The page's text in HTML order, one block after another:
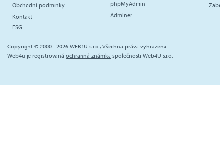
Obchodní podmínky
Kontakt
ESG
phpMyAdmin
Adminer
Copyright © 2000 - 2026 WEB4U s.r.o., Všechna práva vyhrazena
Web4u je registrovaná ochranná známka společnosti Web4U s.r.o.